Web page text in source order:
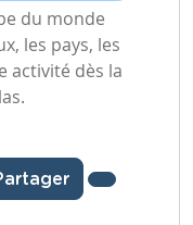
du monde
les pays, les
activité dès la